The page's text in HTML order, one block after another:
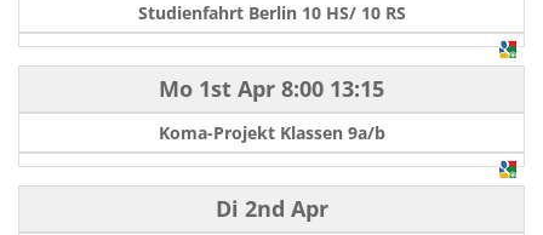
Studienfahrt Berlin 10 HS/ 10 RS
Mo 1st Apr 8:00 13:15
Koma-Projekt Klassen 9a/b
Di 2nd Apr